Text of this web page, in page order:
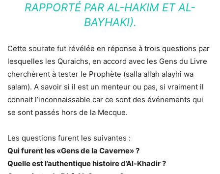
RAPPORTÉ PAR AL-HAKIM ET AL-
BAYHAKI).
Cette sourate fut révélée en réponse à trois questions par
lesquelles les Quraichs, en accord avec les Gens du Livre
cherchèrent à tester le Prophète (salla allah alayhi wa
salam). A savoir si il est un menteur ou pas, si vraiment il
connait l’inconnaissable car ce sont des événements qui
se sont passés hors de la Mecque.
Les questions furent les suivantes :
Qui furent les «Gens de la Caverne» ?
Quelle est l’authentique histoire d’Al-Khadir ?